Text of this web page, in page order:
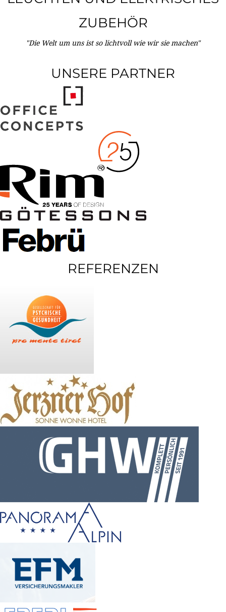
ZUBEHÖR
"Die Welt um uns ist so lichtvoll wie wir sie machen"
UNSERE PARTNER
REFERENZEN